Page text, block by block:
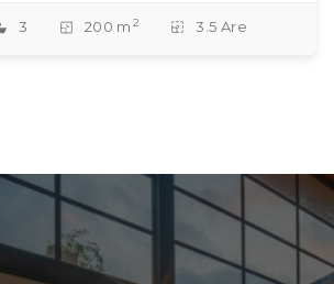
3 200 m 2 3.5 Are